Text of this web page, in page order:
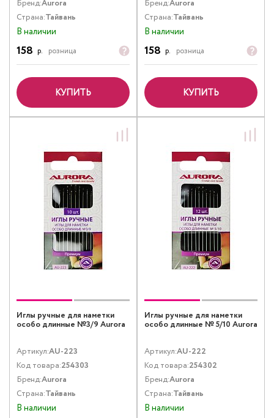
Бренд:Aurora
Страна:Тайвань
В наличии
158 р. розница
КУПИТЬ
Бренд:Aurora
Страна:Тайвань
В наличии
158 р. розница
КУПИТЬ
Иглы ручные для наметки
особо длинные №3/9 Aurora
Артикул:AU-223
Код товара:254303
Бренд:Aurora
Страна:Тайвань
В наличии
Иглы ручные для наметки
особо длинные № 5/10 Aurora
Артикул:AU-222
Код товара:254302
Бренд:Aurora
Страна:Тайвань
В наличии